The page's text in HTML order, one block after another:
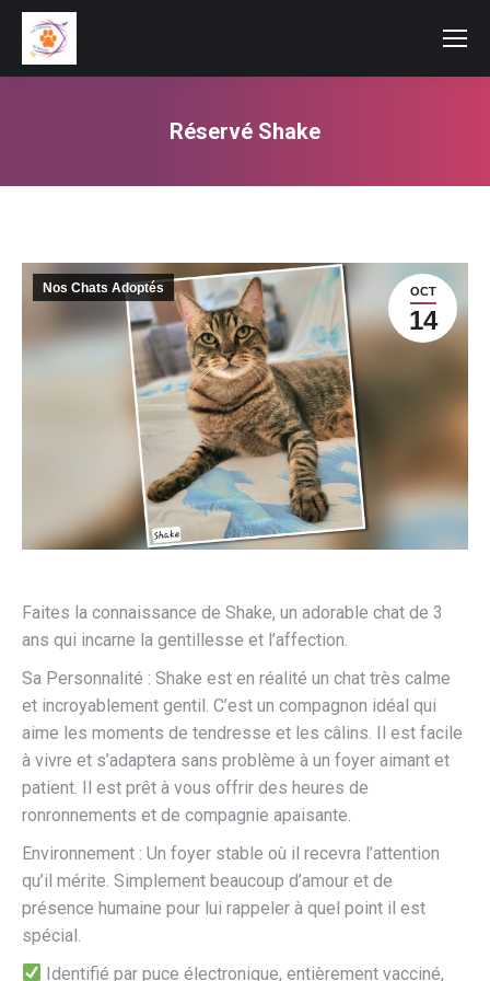
Réservé Shake
OCT
14
Nos Chats Adoptés
Faites la connaissance de Shake, un adorable chat de 3
ans qui incarne la gentillesse et l’affection.
Sa Personnalité : Shake est en réalité un chat très calme
et incroyablement gentil. C’est un compagnon idéal qui
aime les moments de tendresse et les câlins. Il est facile
à vivre et s’adaptera sans problème à un foyer aimant et
patient. Il est prêt à vous offrir des heures de
ronronnements et de compagnie apaisante.
Environnement : Un foyer stable où il recevra l’attention
qu’il mérite. Simplement beaucoup d’amour et de
présence humaine pour lui rappeler à quel point il est
spécial.
Identifié par puce électronique, entièrement vacciné,